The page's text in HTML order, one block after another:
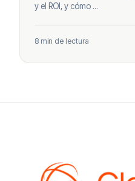
y el ROI, y cómo ...
8 min de lectura